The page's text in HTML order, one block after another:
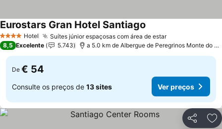
4 EstrelasHotel Suítes júnior espaçosas com área de estar
Eurostars Gran Hotel Santiago
8,5 Excelente 5.743 a 5.0 km de Albergue de Peregrinos Monte do Gozo
De € 54
Consulte os preços de 13 sites Ver preços
Partilhar